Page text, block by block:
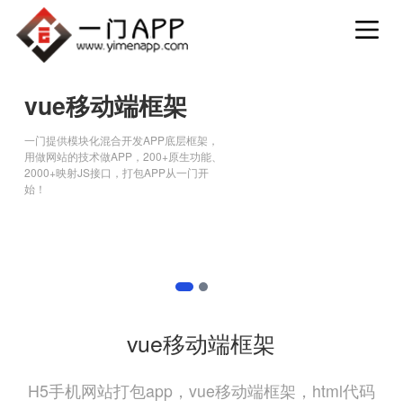
vue移动端框架
一门提供模块化混合开发APP底层框架，
用做网站的技术做APP，200+原生功能、
2000+映射JS接口，打包APP从一门开
始！
1 2
vue移动端框架
H5手机网站打包app，vue移动端框架，html代码